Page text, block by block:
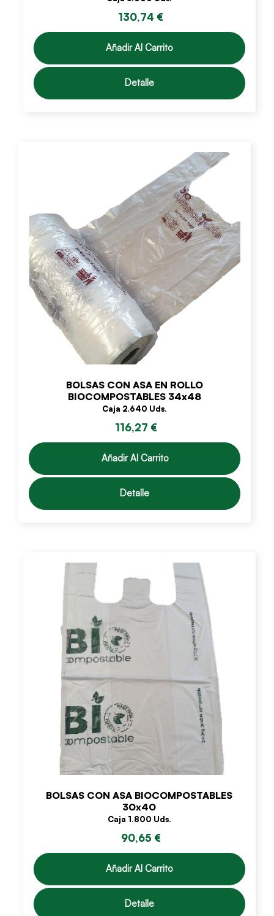
130,74 €
Añadir Al Carrito
Detalle
BOLSAS CON ASA EN ROLLO
BIOCOMPOSTABLES 34x48
Caja 2.640 Uds.
116,27 €
Añadir Al Carrito
Detalle
BOLSAS CON ASA BIOCOMPOSTABLES
30x40
Caja 1.800 Uds.
90,65 €
Añadir Al Carrito
Detalle